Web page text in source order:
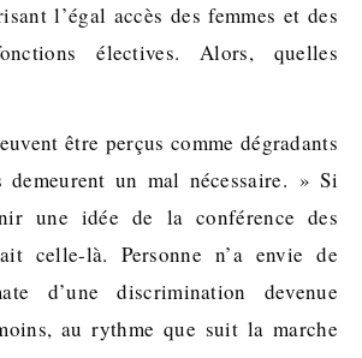
l’égal accès des femmes et des
électives. Alors, quelles
être perçus comme dégradants
un mal nécessaire. » Si
une idée de la conférence des
celle-là. Personne n’a envie de
d’une discrimination devenue
au rythme que suit la marche